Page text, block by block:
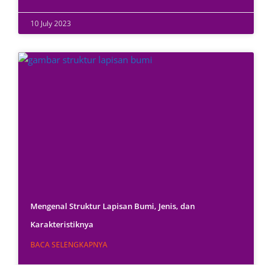
10 July 2023
Mengenal Struktur Lapisan Bumi, Jenis, dan
Karakteristiknya
BACA SELENGKAPNYA